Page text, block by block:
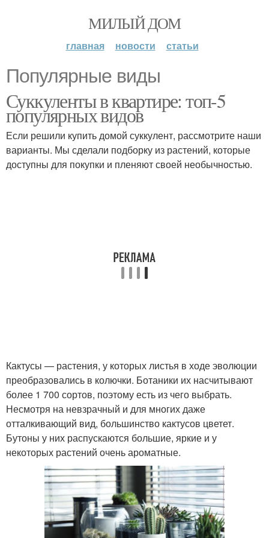
МИЛЫЙ ДОМ
главная новости статьи
Популярные виды
Суккуленты в квартире: топ-5
популярных видов
Если решили купить домой суккулент, рассмотрите наши
варианты. Мы сделали подборку из растений, которые
доступны для покупки и пленяют своей необычностью.
Кактусы — растения, у которых листья в ходе эволюции
преобразовались в колючки. Ботаники их насчитывают
более 1 700 сортов, поэтому есть из чего выбрать.
Несмотря на невзрачный и для многих даже
отталкивающий вид, большинство кактусов цветет.
Бутоны у них распускаются большие, яркие и у
некоторых растений очень ароматные.